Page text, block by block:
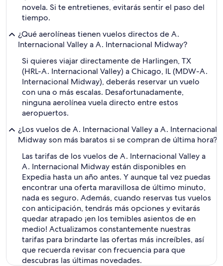
novela. Si te entretienes, evitarás sentir el paso del
tiempo.
¿Qué aerolíneas tienen vuelos directos de A.
Internacional Valley a A. Internacional Midway?
Si quieres viajar directamente de Harlingen, TX
(HRL-A. Internacional Valley) a Chicago, IL (MDW-A.
Internacional Midway), deberás reservar un vuelo
con una o más escalas. Desafortunadamente,
ninguna aerolínea vuela directo entre estos
aeropuertos.
¿Los vuelos de A. Internacional Valley a A. Internacional
Midway son más baratos si se compran de última hora?
Las tarifas de los vuelos de A. Internacional Valley a
A. Internacional Midway están disponibles en
Expedia hasta un año antes. Y aunque tal vez puedas
encontrar una oferta maravillosa de último minuto,
nada es seguro. Además, cuando reservas tus vuelos
con anticipación, tendrás más opciones y evitarás
quedar atrapado ¡en los temibles asientos de en
medio! Actualizamos constantemente nuestras
tarifas para brindarte las ofertas más increíbles, así
que recuerda revisar con frecuencia para que
descubras las últimas novedades.